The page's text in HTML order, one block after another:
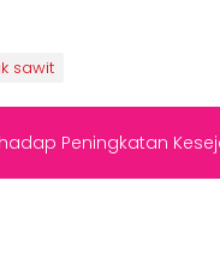
sawit
Peningkatan